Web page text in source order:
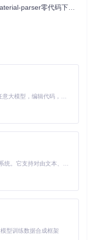
阅读器，建议使用Ado
教学效率倍增
使用工具批量下载后，
载的教材PDF继续学
数学教材，快速对比分
管理之旅
parser零代码下载神器
Claude Code 的开源替代方案。连接任意大模型，编辑代码，运行命令，自动验证 — 全自动执行。用 Rust 构建，极致性能。 ｜ An open-source alternative to Claude Code. Connect any LLM, edit code, run commands, and verify changes — autonomously. Built in Rust for speed. Get Started
MiniMax H3 是一个通用的全模态生成系统。它支持对由文本、图像、视频和音频组成的多模态上下文进行统一理解，并能生成分辨率高达 2K、时长可达 15 秒的带原生立体声音频的视频。得益于面向任务泛化的系统设计，H3 在预训练阶段就已具备广泛的多模态上下文理解与生成能力，能够出色地执行复杂的多模态指令。
型训练数据合成框架